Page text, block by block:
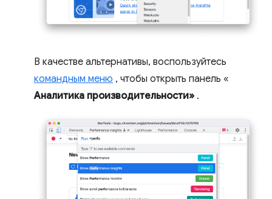
В качестве альтернативы, воспользуйтесь
командным меню , чтобы открыть панель «
Аналитика производительности» .